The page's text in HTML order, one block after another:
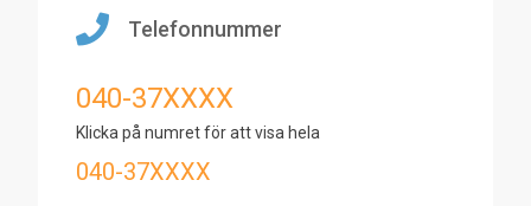
Telefonnummer
040-37XXXX
Klicka på numret för att visa hela
040-37XXXX